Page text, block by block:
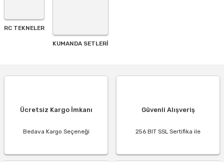
RC TEKNELER
KUMANDA SETLERİ
Ücretsiz Kargo İmkanı
Bedava Kargo Seçeneği
Güvenli Alışveriş
256 BIT SSL Sertifika ile